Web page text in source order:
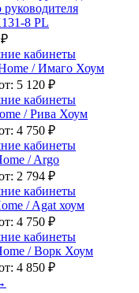
руководителя
8 PL
кабинеты
/ Имаго Хоум
5 120 ₽
кабинеты
/ Рива Хоум
4 750 ₽
кабинеты
/ Argo
2 794 ₽
кабинеты
/ Agat хоум
4 750 ₽
кабинеты
/ Ворк Хоум
4 850 ₽